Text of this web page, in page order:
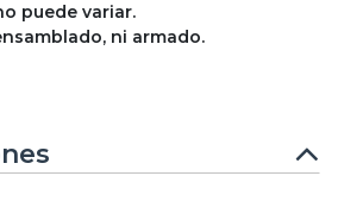
puede variar.
ni armado.